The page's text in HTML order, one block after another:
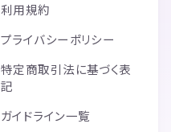
利用規約
プライバシーポリシー
特定商取引法に基づく表
記
ガイドライン一覧